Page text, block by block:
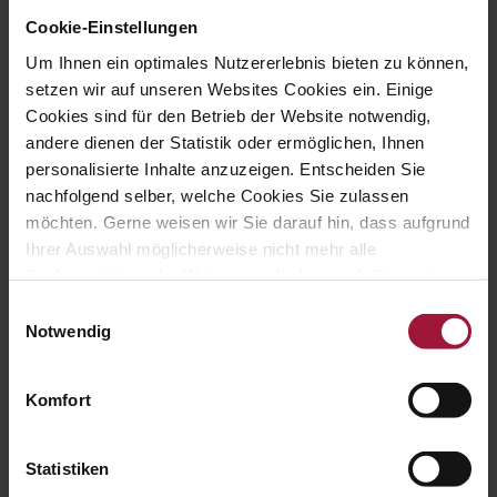
Cookie-Einstellungen
Um Ihnen ein optimales Nutzererlebnis bieten zu können,
setzen wir auf unseren Websites Cookies ein. Einige
Cookies sind für den Betrieb der Website notwendig,
andere dienen der Statistik oder ermöglichen, Ihnen
personalisierte Inhalte anzuzeigen. Entscheiden Sie
nachfolgend selber, welche Cookies Sie zulassen
möchten. Gerne weisen wir Sie darauf hin, dass aufgrund
Ihrer Auswahl möglicherweise nicht mehr alle
Datenschutzerklärung und Cookie Policy.
Notwendig
Komfort
Statistiken
←Gelungene Weihnachtsfeier unseres Produktions-
Teams
Weihnachtsfeier unseres Technik-Teams→